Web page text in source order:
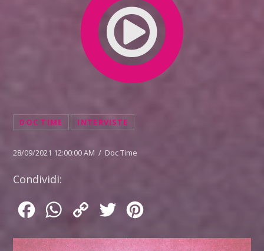
DOC TIME INTERVISTE
28/09/2021 12:00:00 AM / Doc Time
Condividi:
FacebookWhatsApp
Copy
Twitter